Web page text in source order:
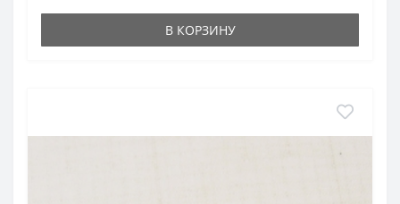
В КОРЗИНУ